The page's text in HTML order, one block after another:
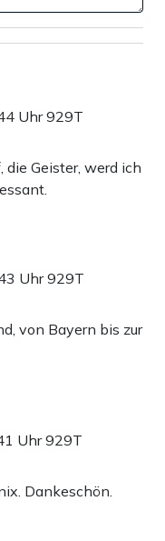
Uhr929T
die Geister, werd ich
Uhr929T
von Bayern bis zur
Uhr929T
Dankeschön.